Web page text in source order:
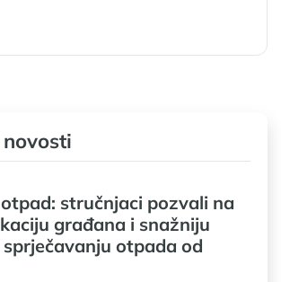
stručnjaci pozvali na
građana i snažniju
otpada od